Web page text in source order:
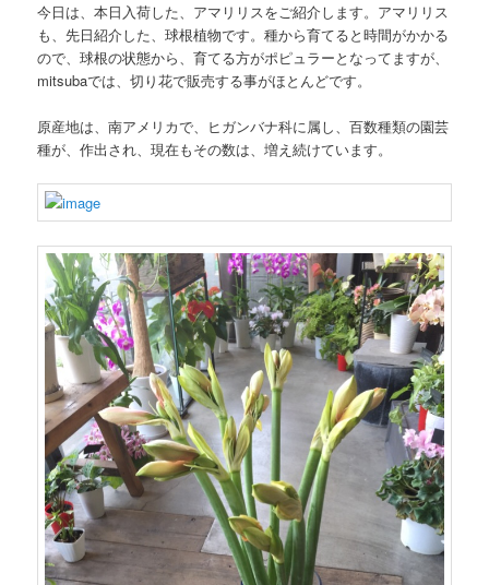
今日は、本日入荷した、アマリリスをご紹介します。アマリリス
も、先日紹介した、球根植物です。種から育てると時間がかかる
ので、球根の状態から、育てる方がポピュラーとなってますが、
mitsubaでは、切り花で販売する事がほとんどです。
原産地は、南アメリカで、ヒガンバナ科に属し、百数種類の園芸
種が、作出され、現在もその数は、増え続けています。